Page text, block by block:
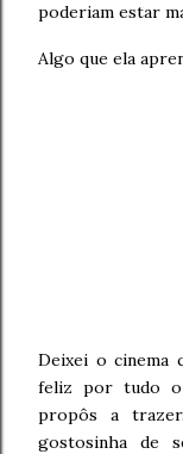
poderiam estar
Algo que ela
Deixei o cinema
feliz por tudo
propôs a
gostosinha de